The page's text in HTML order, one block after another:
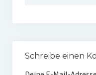
Schreibe einen